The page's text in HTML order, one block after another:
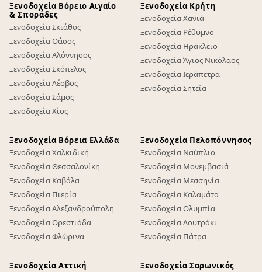
Ξενοδοχεία Βόρειο Αιγαίο
& Σποράδες
Ξενοδοχεία Σκιάθος
Ξενοδοχεία Θάσος
Ξενοδοχεία Αλόννησος
Ξενοδοχεία Σκόπελος
Ξενοδοχεία Λέσβος
Ξενοδοχεία Σάμος
Ξενοδοχεία Χίος
Ξενοδοχεία Κρήτη
Ξενοδοχεία Χανιά
Ξενοδοχεία Ρέθυμνο
Ξενοδοχεία Ηράκλειο
Ξενοδοχεία Άγιος Νικόλαος
Ξενοδοχεία Ιεράπετρα
Ξενοδοχεία Σητεία
Ξενοδοχεία Βόρεια Ελλάδα
Ξενοδοχεία Χαλκιδική
Ξενοδοχεία Θεσσαλονίκη
Ξενοδοχεία Καβάλα
Ξενοδοχεία Πιερία
Ξενοδοχεία Αλεξανδρούπολη
Ξενοδοχεία Ορεστιάδα
Ξενοδοχεία Φλώρινα
Ξενοδοχεία Πελοπόννησος
Ξενοδοχεία Ναύπλιο
Ξενοδοχεία Μονεμβασιά
Ξενοδοχεία Μεσσηνία
Ξενοδοχεία Καλαμάτα
Ξενοδοχεία Ολυμπία
Ξενοδοχεία Λουτράκι
Ξενοδοχεία Πάτρα
Ξενοδοχεία Αττική
Ξενοδοχεία Σαρωνικός